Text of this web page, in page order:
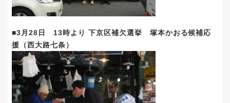
■3月28日 13時より 下京区補欠選挙 塚本かおる候補応
援（西大路七条）